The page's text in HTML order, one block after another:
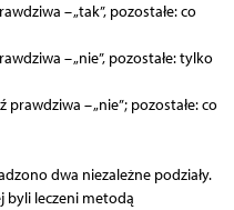
– „tak”, pozostałe: co
– „nie”, pozostałe: tylko
– „nie”; pozostałe: co
dwa niezależne podziały.
byli leczeni metodą